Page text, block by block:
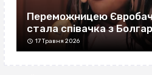
Переможницею
стала співачка з
17 Травня 2026